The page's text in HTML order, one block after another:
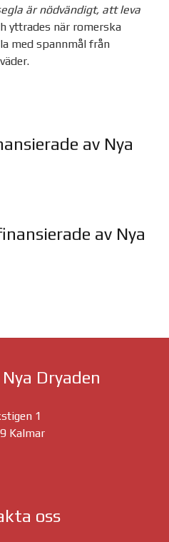
är nödvändigt, att leva
yttrades när romerska
med spannmål från
av Nya
av Nya
Dryaden
1
Kalmar
oss